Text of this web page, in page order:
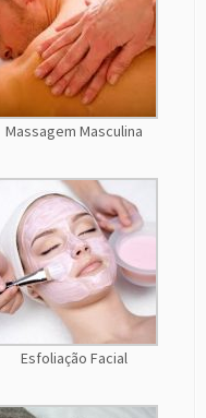
Massagem Masculina
Esfoliação Facial